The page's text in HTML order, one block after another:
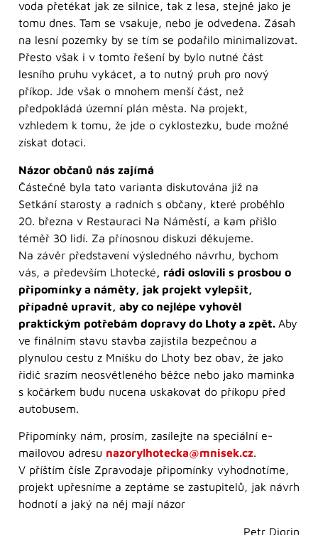
voda přetékat jak ze silnice, tak z lesa, stejně jako je
tomu dnes. Tam se vsakuje, nebo je odvedena. Zásah
na lesní pozemky by se tím se podařilo minimalizovat.
Přesto však i v tomto řešení by bylo nutné část
lesního pruhu vykácet, a to nutný pruh pro nový
příkop. Jde však o mnohem menší část, než
předpokládá územní plán města. Na projekt,
vzhledem k tomu, že jde o cyklostezku, bude možné
získat dotaci.
Názor občanů nás zajímá
Částečně byla tato varianta diskutována již na
Setkání starosty a radních s občany, které proběhlo
20. března v Restauraci Na Náměstí, a kam přišlo
téměř 30 lidí. Za přínosnou diskuzi děkujeme.
Na závěr představení výsledného návrhu, bychom
vás, a především Lhotecké, rádi oslovili s prosbou o
připomínky a náměty, jak projekt vylepšit,
případně upravit, aby co nejlépe vyhověl
praktickým potřebám dopravy do Lhoty a zpět. Aby
ve finálním stavu stavba zajistila bezpečnou a
plynulou cestu z Mníšku do Lhoty bez obav, že jako
řidič srazím neosvětleného běžce nebo jako maminka
s kočárkem budu nucena uskakovat do příkopu před
autobusem.
Připomínky nám, prosím, zasílejte na speciální e-
mailovou adresu nazorylhotecka@mnisek.cz.
V příštím čísle Zpravodaje připomínky vyhodnotíme,
projekt upřesníme a zeptáme se zastupitelů, jak návrh
hodnotí a jaký na něj mají názor
Petr Digrin